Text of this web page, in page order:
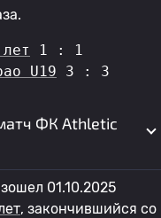
1 : 1
U19 3 : 3
ФК Athletic
01.10.2025
, закончившийся со